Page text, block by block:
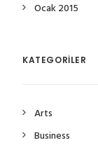
Ocak 2015
KATEGORILER
Arts
Business